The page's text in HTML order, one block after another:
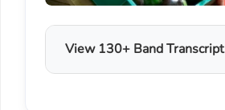
View 130+ Band Transcript